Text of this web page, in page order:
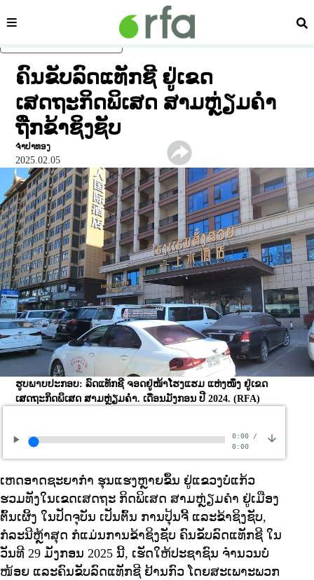
ໝວດ ຄົ້
ຄົນຂັບລົດແທັກຊີ ຢູ່ເຂດ
ເສດຖະກິດພິເສດ ສາມຫຼ່ຽມຄໍາ
ຖືກຂ້າຊິງຊັບ
ຈຳປາທອງ
2025.02.05
ຮູບພາບປະກອບ: ລົດແທັກຊີ ຈອດຢູ່ໜ້າໂຮງແຮມ ແຫ່ງໜຶ່ງ ຢູ່ເຂດ
ເສດຖະກິດພິເສດ ສາມຫຼ່ຽມຄຳ. ເດືອນມັງກອນ ປີ 2024.(RFA)
0:00/
0:00
ເຫດອາດຊະຍາກໍາ ຮຸນແຮງຫຼາຍຂຶ້ນ ຢູ່ແຂວງບໍ່ແກ້ວ
ຮວມທັງໃນເຂດເສດຖະ ກິດພິເສດ ສາມຫຼ່ຽມຄໍາ ຢູ່ເມືອງ
ຕົ້ນເຜິ້ງ ໃນປັດຈຸບັນ ເປັນຕົ້ນ ການປຸ້ນຈີ້ ແລະຂ້າຊິງຊັບ,
ກໍລະນີຫຼ້າສຸດ ກໍແມ່ນການຂ້າຊິງຊັບ ຄົນຂັບລົດແທັກຊີ ໃນ
ວັນທີ 29 ມັງກອນ 2025 ນີ້, ເຮັດໃຫ້ປະຊາຊົນ ຈໍານວນບໍ່
ໜ້ອຍ ແລະຄົນຂັບລົດແທັກຊີ ຢ້ານກົວ ໂດຍສະເພາະພວກ